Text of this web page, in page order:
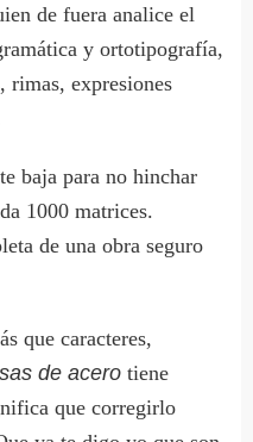
de fuera analice el
y ortotipografía,
rimas, expresiones
baja para no hinchar
1000 matrices.
de una obra seguro
que caracteres,
de acero tiene
que corregirlo